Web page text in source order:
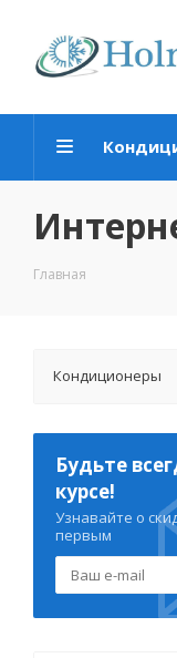
Главная
Кондиционеры
Будьте
курсе!
Узнавайте о
первым